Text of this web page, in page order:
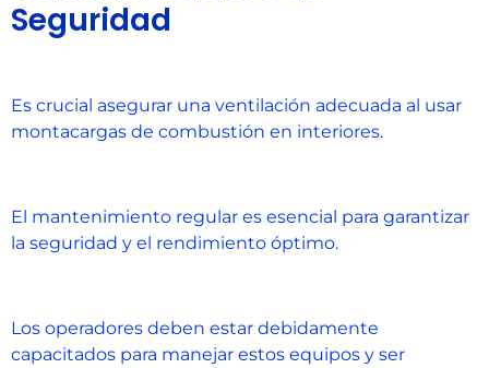
Seguridad
Es crucial asegurar una ventilación adecuada al usar
montacargas de combustión en interiores.
El mantenimiento regular es esencial para garantizar
la seguridad y el rendimiento óptimo.
Los operadores deben estar debidamente
capacitados para manejar estos equipos y ser